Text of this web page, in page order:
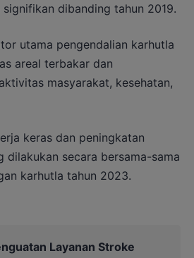
dibanding tahun 2019.
utama pengendalian karhutla
areal terbakar dan
masyarakat, kesehatan,
keras dan peningkatan
secara bersama-sama
karhutla tahun 2023.
Layanan Stroke